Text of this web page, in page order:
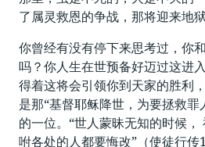
了属灵救恩的争战，那将迎来地
你曾经有没有停下来思考过，你
吗？你人生在世预备好迈过这进
得着这将会引领你到天家的胜利
是那“基督耶稣降世，为要拯救罪
的一位。“世人蒙昧无知的时候
咐各处的人都要悔改”（使徒行